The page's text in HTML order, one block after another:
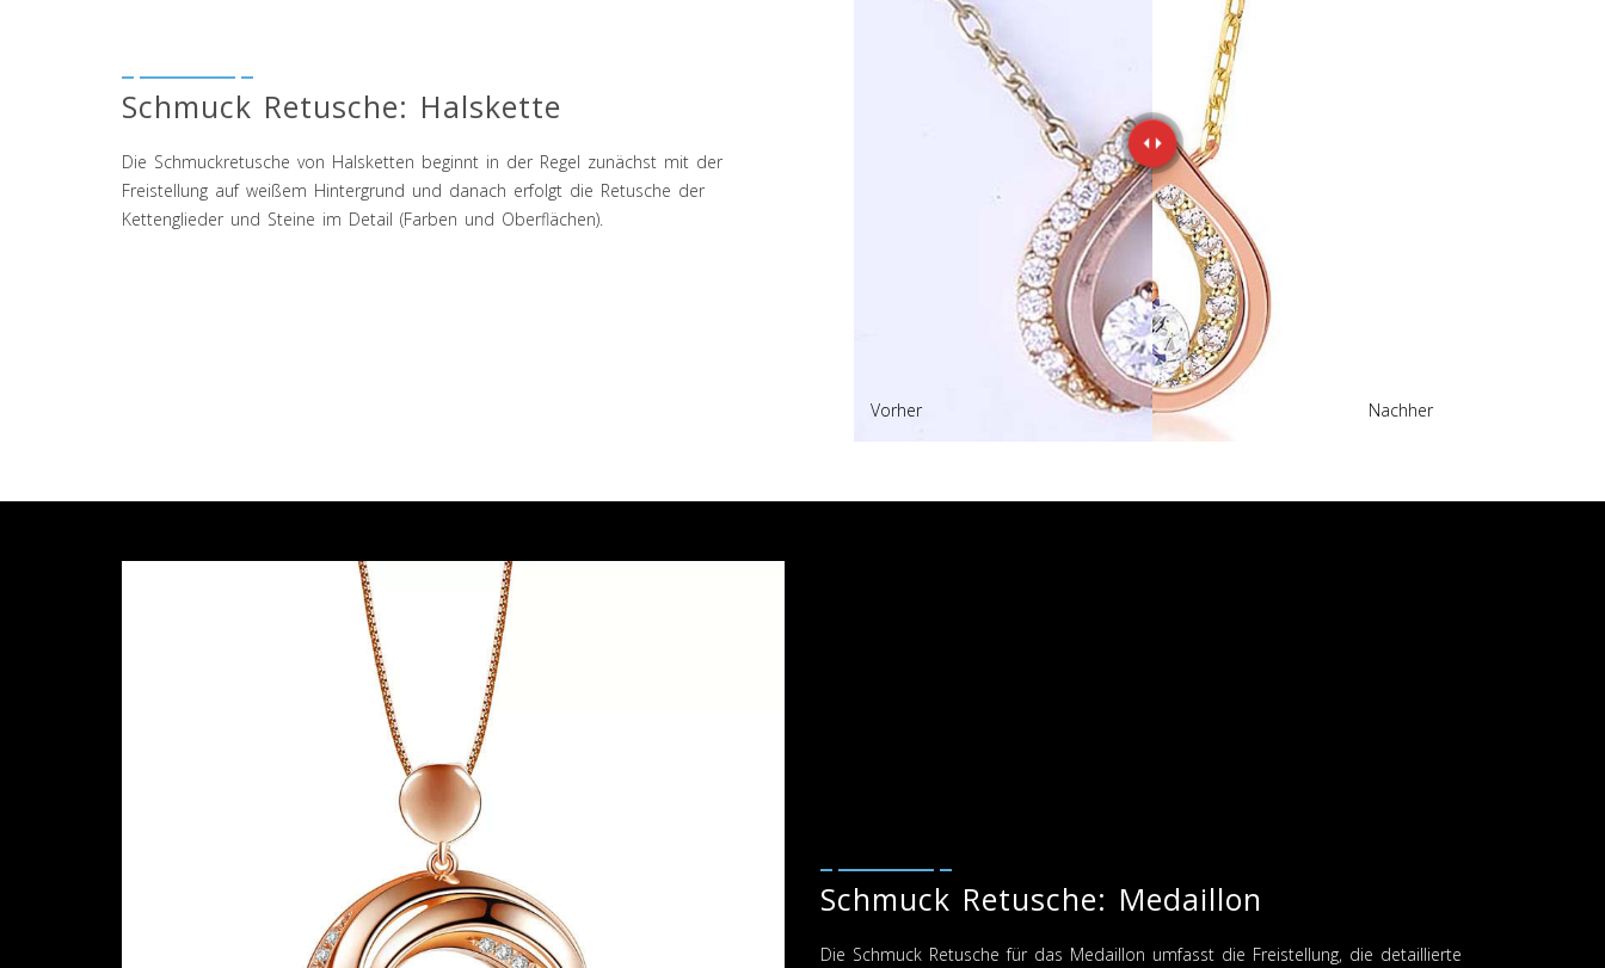
Schmuck Retusche: Halskette
Die Schmuckretusche von Halsketten beginnt in der Regel zunächst mit der
Freistellung auf weißem Hintergrund und danach erfolgt die Retusche der
Kettenglieder und Steine im Detail (Farben und Oberflächen).
Nachher
Vorher
Schmuck Retusche: Medaillon
Die Schmuck Retusche für das Medaillon umfasst die Freistellung, die detaillierte